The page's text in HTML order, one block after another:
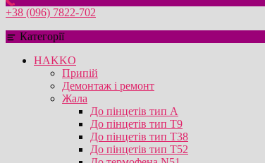
+38 (096) 7822-702
Категорії
HAKKO
Припій
Демонтаж і ремонт
Жала
До пінцетів тип А
До пінцетів тип T9
До пінцетів тип T38
До пінцетів тип T52